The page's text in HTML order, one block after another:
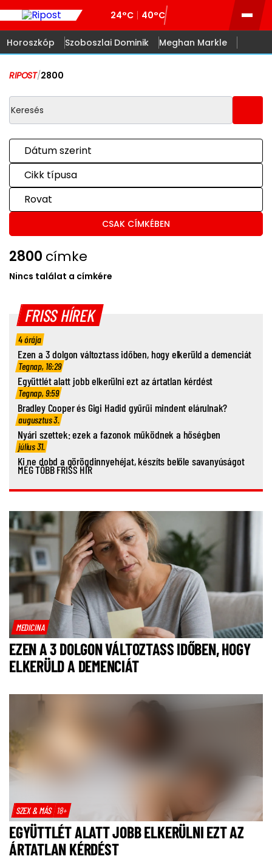
24°C 40°C
Horoszkóp Szoboszlai Dominik Meghan Markle
RIPOST/2800
Dátum szerint
Cikk típusa
Rovat
CSAK CÍMKÉBEN
2800 címke
Nincs találat a címkére
FRISS HÍREK
4 órája
Ezen a 3 dolgon változtass időben, hogy elkerüld a demenciát
Tegnap, 16:29
Együttlét alatt jobb elkerülni ezt az ártatlan kérdést
Tegnap, 9:59
Bradley Cooper és Gigi Hadid gyűrűi mindent elárulnak?
augusztus 3.
Nyári szettek: ezek a fazonok működnek a hőségben
július 31.
Ki ne dobd a görögdinnyehéjat, készíts belőle savanyúságot
MÉG TÖBB FRISS HÍR
MEDICINA
EZEN A 3 DOLGON VÁLTOZTASS IDŐBEN, HOGY
ELKERÜLD A DEMENCIÁT
SZEX & MÁS 18+
EGYÜTTLÉT ALATT JOBB ELKERÜLNI EZT AZ
ÁRTATLAN KÉRDÉST